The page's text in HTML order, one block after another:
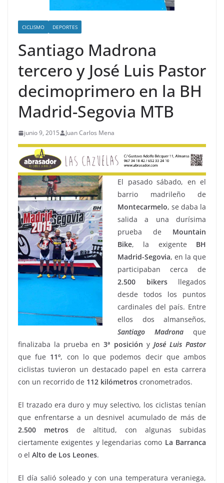
CICLISMO DEPORTES
Santiago Madrona
tercero y José Luis Pastor
decimoprimero en la BH
Madrid-Segovia MTB
junio 9, 2015 Juan Carlos Mena
El pasado sábado, en el
barrio madrileño de
Montecarmelo, se daba la
salida a una durísima
prueba de Mountain
Bike, la exigente BH
Madrid-Segovia, en la que
participaban cerca de
2.500 bikersllegados
desde todos los puntos
cardinales del país. Entre
ellos dos almanseños,
Santiago Madrona que
finalizaba la prueba en3ª posición y José Luis Pastor
que fue 11º, con lo que podemos decir que ambos
ciclistas tuvieron un destacado papel en esta carrera
con un recorrido de 112 kilómetros cronometrados.
El trazado era duro y muy selectivo, los ciclistas tenían
que enfrentarse a un desnivel acumulado de más de
2.500 metros de altitud, con algunas subidas
ciertamente exigentes y legendarias como La Barranca
o el Alto de Los Leones.
El día salió soleado y con una temperatura veraniega,